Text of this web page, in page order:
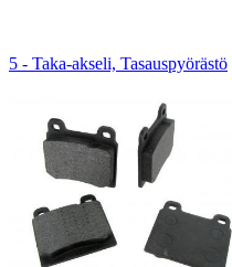
5 - Taka-akseli, Tasauspyörästö